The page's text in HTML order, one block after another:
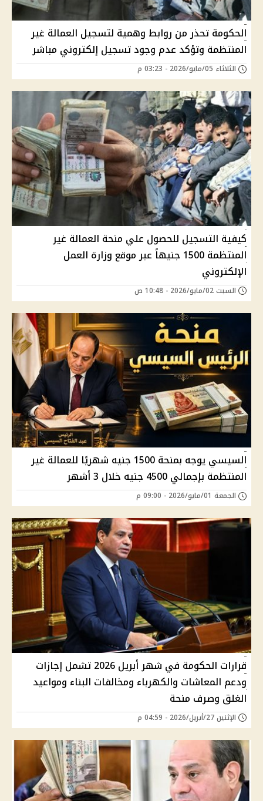
الحكومة تحذر من روابط وهمية لتسجيل العمالة غير
المنتظمة وتؤكد عدم وجود تسجيل إلكتروني مباشر
الثلاثاء 05/مايو/2026 - 03:23 م
كيفية التسجيل للحصول علي منحة العمالة غير
المنتظمة 1500 جنيهاً عبر موقع وزارة العمل
الإلكتروني
السبت 02/مايو/2026 - 10:48 ص
السيسي يوجه بمنحة 1500 جنيه شهريًا للعمالة غير
المنتظمة بإجمالي 4500 جنيه خلال 3 أشهر
الجمعة 01/مايو/2026 - 09:00 م
قرارات الحكومة في شهر أبريل 2026 تشمل إجازات
ودعم المعاشات والكهرباء ومخالفات البناء ومواعيد
الغلق وصرف منحة
الإثنين 27/أبريل/2026 - 04:59 م